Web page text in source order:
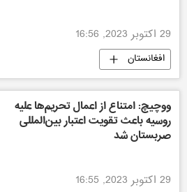
29 اکتوبر 2023, 16:56
افغانستان
ووچیچ: امتناع از اعمال تحریم‌ها علیه
روسیه باعث تقویت اعتبار بین‌المللی
صربستان شد
29 اکتوبر 2023, 16:55